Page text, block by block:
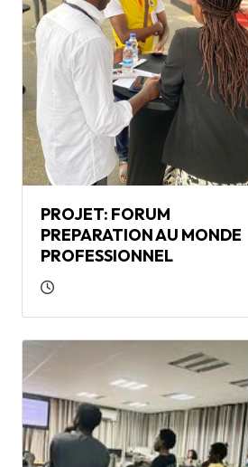
PROJET: FORUM
PREPARATION AU MONDE
PROFESSIONNEL